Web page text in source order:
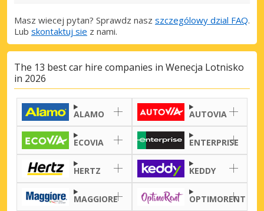
Masz wiecej pytan? Sprawdz nasz szczególowy dzial FAQ.
Lub skontaktuj sie z nami.
The 13 best car hire companies in Wenecja Lotnisko
in 2026
ALAMO AUTOVIA
ECOVIA ENTERPRISE
HERTZ KEDDY
MAGGIORE OPTIMORENT